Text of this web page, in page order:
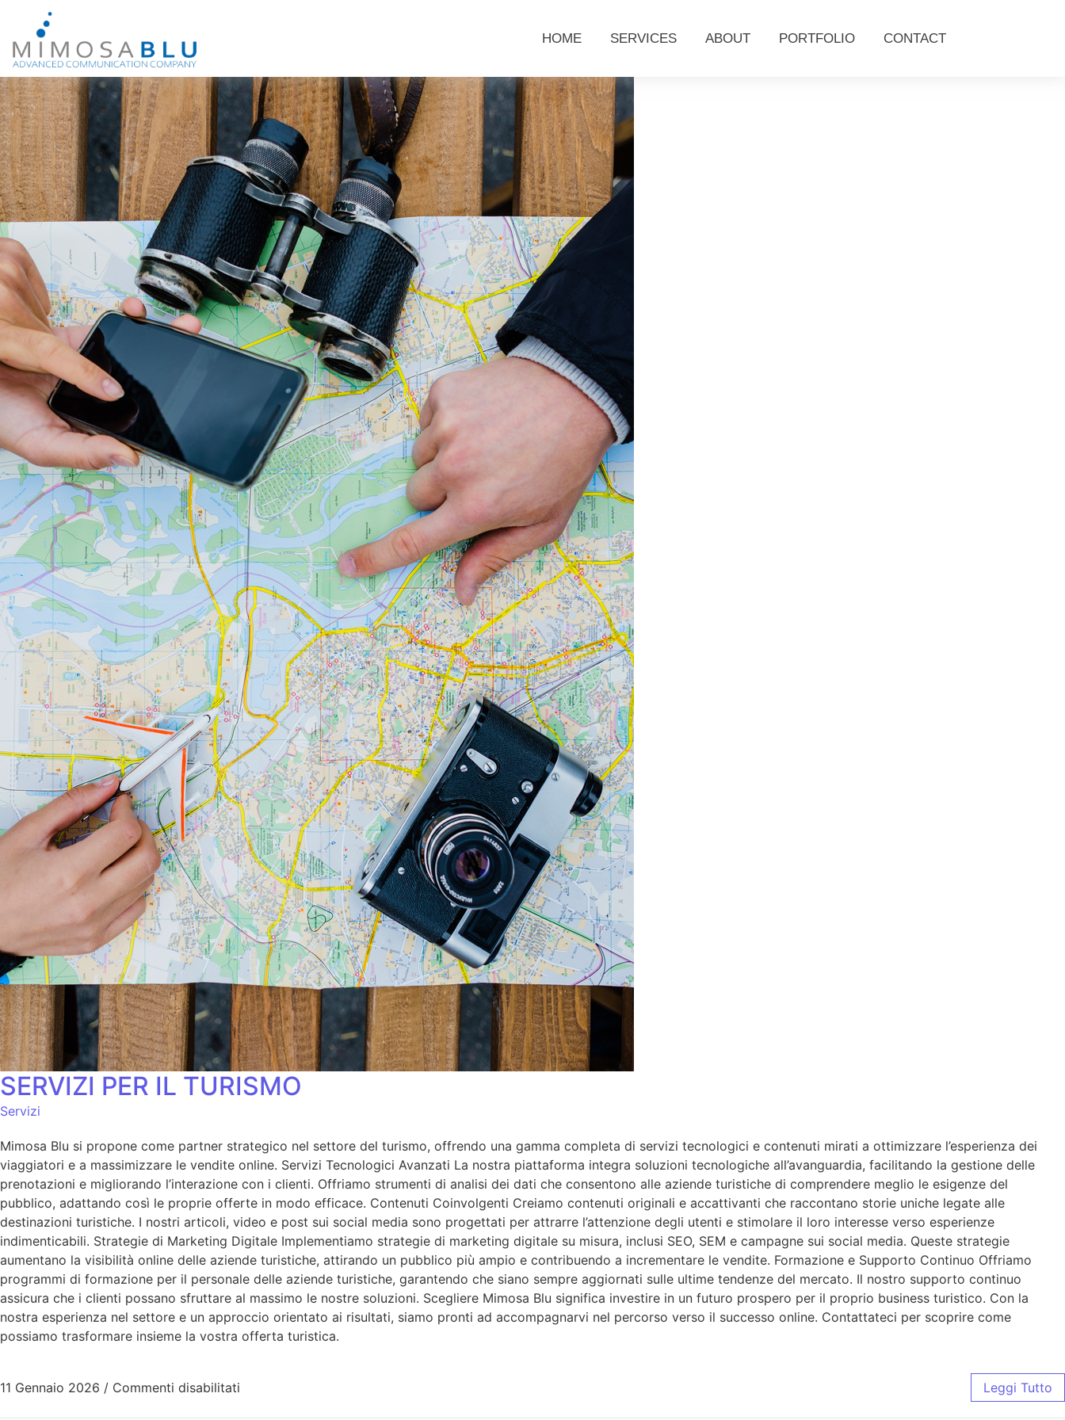
HOME SERVICES ABOUT PORTFOLIO CONTACT
SERVIZI PER IL TURISMO
Servizi
Mimosa Blu si propone come partner strategico nel settore del turismo, offrendo una gamma completa di servizi tecnologici e contenuti mirati a ottimizzare l’esperienza dei
viaggiatori e a massimizzare le vendite online. Servizi Tecnologici Avanzati La nostra piattaforma integra soluzioni tecnologiche all’avanguardia, facilitando la gestione delle
prenotazioni e migliorando l’interazione con i clienti. Offriamo strumenti di analisi dei dati che consentono alle aziende turistiche di comprendere meglio le esigenze del
pubblico, adattando così le proprie offerte in modo efficace. Contenuti Coinvolgenti Creiamo contenuti originali e accattivanti che raccontano storie uniche legate alle
destinazioni turistiche. I nostri articoli, video e post sui social media sono progettati per attrarre l’attenzione degli utenti e stimolare il loro interesse verso esperienze
indimenticabili. Strategie di Marketing Digitale Implementiamo strategie di marketing digitale su misura, inclusi SEO, SEM e campagne sui social media. Queste strategie
aumentano la visibilità online delle aziende turistiche, attirando un pubblico più ampio e contribuendo a incrementare le vendite. Formazione e Supporto Continuo Offriamo
programmi di formazione per il personale delle aziende turistiche, garantendo che siano sempre aggiornati sulle ultime tendenze del mercato. Il nostro supporto continuo
assicura che i clienti possano sfruttare al massimo le nostre soluzioni. Scegliere Mimosa Blu significa investire in un futuro prospero per il proprio business turistico. Con la
nostra esperienza nel settore e un approccio orientato ai risultati, siamo pronti ad accompagnarvi nel percorso verso il successo online. Contattateci per scoprire come
possiamo trasformare insieme la vostra offerta turistica.
11 Gennaio 2026 / Commenti disabilitati Leggi Tutto